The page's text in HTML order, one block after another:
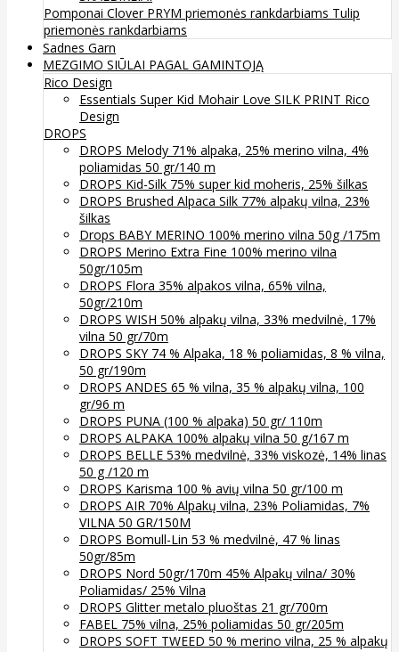
Pomponai Clover PRYM priemonės rankdarbiams Tulip
priemonės rankdarbiams
Sadnes Garn
MEZGIMO SIŪLAI PAGAL GAMINTOJĄ
Rico Design
Essentials Super Kid Mohair Love SILK PRINT Rico
Design
DROPS
DROPS Melody 71% alpaka, 25% merino vilna, 4%
poliamidas 50 gr/140 m
DROPS Kid-Silk 75% super kid moheris, 25% šilkas
DROPS Brushed Alpaca Silk 77% alpakų vilna, 23%
šilkas
Drops BABY MERINO 100% merino vilna 50g /175m
DROPS Merino Extra Fine 100% merino vilna
50gr/105m
DROPS Flora 35% alpakos vilna, 65% vilna,
50gr/210m
DROPS WISH 50% alpakų vilna, 33% medvilnė, 17%
vilna 50 gr/70m
DROPS SKY 74 % Alpaka, 18 % poliamidas, 8 % vilna,
50 gr/190m
DROPS ANDES 65 % vilna, 35 % alpakų vilna, 100
gr/96 m
DROPS PUNA (100 % alpaka) 50 gr/ 110m
DROPS ALPAKA 100% alpakų vilna 50 g/167 m
DROPS BELLE 53% medvilnė, 33% viskozė, 14% linas
50 g /120 m
DROPS Karisma 100 % avių vilna 50 gr/100 m
DROPS AIR 70% Alpakų vilna, 23% Poliamidas, 7%
VILNA 50 GR/150M
DROPS Bomull-Lin 53 % medvilnė, 47 % linas
50gr/85m
DROPS Nord 50gr/170m 45% Alpakų vilna/ 30%
Poliamidas/ 25% Vilna
DROPS Glitter metalo pluoštas 21 gr/700m
FABEL 75% vilna, 25% poliamidas 50 gr/205m
DROPS SOFT TWEED 50 % merino vilna, 25 % alpakų